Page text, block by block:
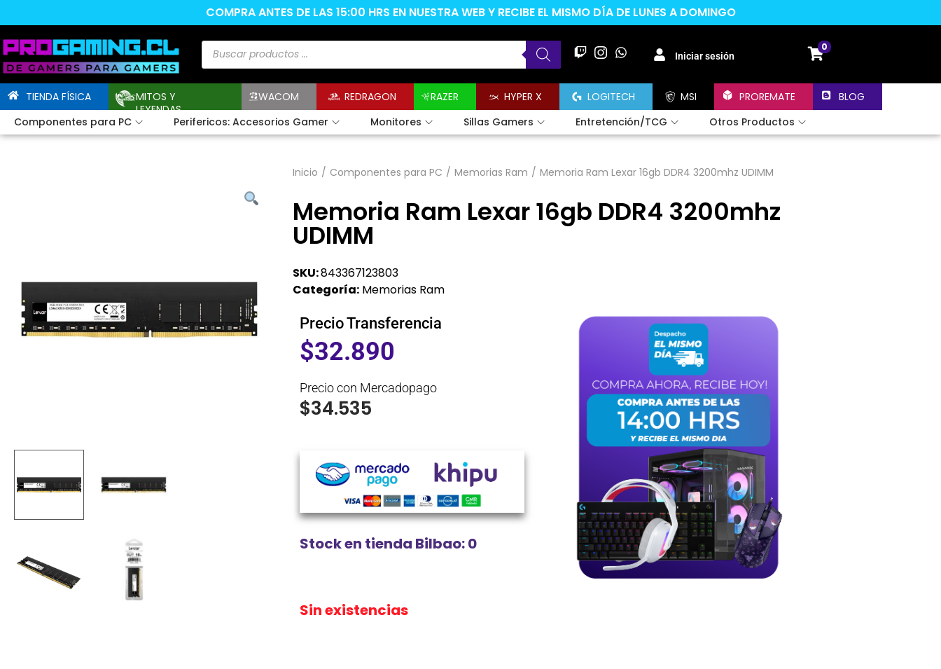
COMPRA ANTES DE LAS 15:00 HRS EN NUESTRA WEB Y RECIBE EL MISMO DÍA DE LUNES A DOMINGO
Iniciar sesión
0
TIENDA FÍSICA
MITOS Y
LEYENDAS
WACOM REDRAGON RAZER HYPER X LOGITECH MSI PROREMATE
BLOG
Componentes para PC
Perifericos: Accesorios Gamer Monitores Sillas Gamers Entretención/TCG Otros Productos
Inicio / Componentes para PC / Memorias Ram / Memoria Ram Lexar 16gb DDR4 3200mhz UDIMM
Memoria Ram Lexar 16gb DDR4 3200mhz
UDIMM
SKU:843367123803
Categoría: Memorias Ram
Precio Transferencia
$32.890
Precio con Mercadopago
$34.535
Stock en tienda Bilbao: 0
Sin existencias